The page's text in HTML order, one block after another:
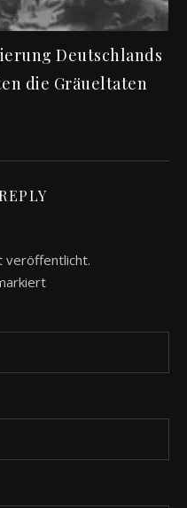
Deutschlands
die Gräueltaten
veröffentlicht.